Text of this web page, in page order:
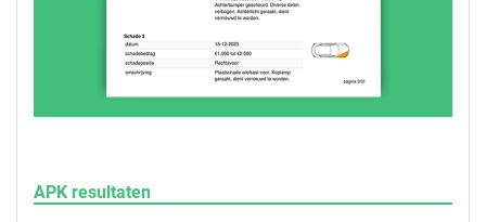
APK resultaten